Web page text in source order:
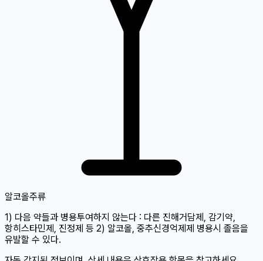
알코올주류
1) 다음 약들과 병용투여하지 않는다 : 다른 진해거담제, 감기약,
항히스타민제, 진정제 등 2) 알코올, 중추신경억제제 병용시 졸음을
유발할 수 있다.